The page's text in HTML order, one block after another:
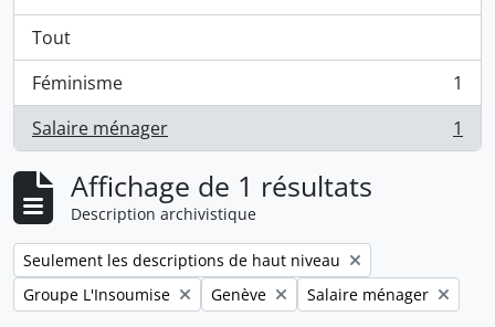
Tout
Féminisme
, 1 résultats
1
Salaire ménager
, 1 résultats 1
Affichage de 1 résultats
Description archivistique
Remove filter:
Seulement les descriptions de haut niveau
Remove filter:
Groupe L'Insoumise Remove filter:
Genève Remove filter:
Salaire ménager